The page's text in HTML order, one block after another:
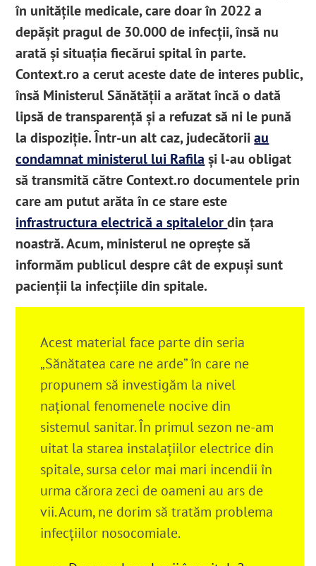
în unitățile medicale, care doar în 2022 a
depășit pragul de 30.000 de infecții, însă nu
arată și situația fiecărui spital în parte.
Context.ro a cerut aceste date de interes public,
însă Ministerul Sănătății a arătat încă o dată
lipsă de transparență și a refuzat să ni le pună
la dispoziție. Într-un alt caz, judecătoriiau
condamnat ministerul lui Rafila și l-au obligat
să transmită către Context.ro documentele prin
care am putut arăta în ce stare este
infrastructura electrică a spitalelordin țara
noastră. Acum, ministerul ne oprește să
informăm publicul despre cât de expuși sunt
pacienții la infecțiile din spitale.
Acest material face parte din seria
„Sănătatea care ne arde” în care ne
propunem să investigăm la nivel
național fenomenele nocive din
sistemul sanitar. În primul sezon ne-am
uitat la starea instalațiilor electrice din
spitale, sursa celor mai mari incendii în
urma cărora zeci de oameni au ars de
vii. Acum, ne dorim să tratăm problema
infecțiilor nosocomiale.